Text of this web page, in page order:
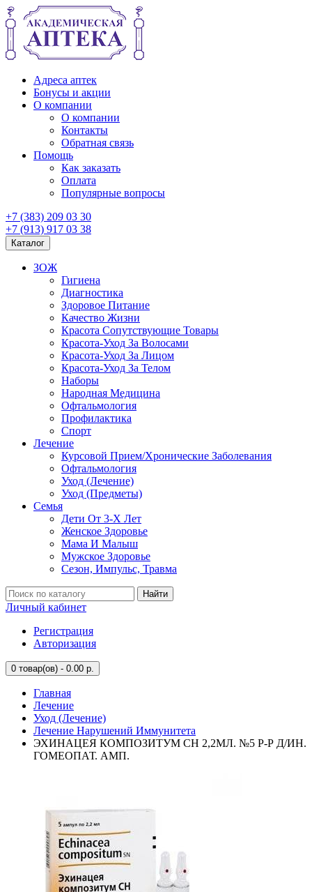
Адреса аптек
Бонусы и акции
О компании
О компании
Контакты
Обратная связь
Помощь
Как заказать
Оплата
Популярные вопросы
+7 (383) 209 03 30
+7 (913) 917 03 38
Каталог
ЗОЖ
Гигиена
Диагностика
Здоровое Питание
Качество Жизни
Красота Сопутствующие Товары
Красота-Уход За Волосами
Красота-Уход За Лицом
Красота-Уход За Телом
Наборы
Народная Медицина
Офтальмология
Профилактика
Спорт
Лечение
Курсовой Прием/Хронические Заболевания
Офтальмология
Уход (Лечение)
Уход (Предметы)
Семья
Дети От 3-Х Лет
Женское Здоровье
Мама И Малыш
Мужское Здоровье
Сезон, Импульс, Травма
Найти
Личный кабинет
Регистрация
Авторизация
0 товар(ов) - 0.00 р.
Главная
Лечение
Уход (Лечение)
Лечение Нарушений Иммунитета
ЭХИНАЦЕЯ КОМПОЗИТУМ СН 2,2МЛ. №5 Р-Р Д/ИН.
ГОМЕОПАТ. АМП.